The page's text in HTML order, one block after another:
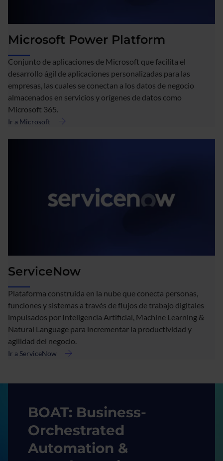
Microsoft Power Platform
Conjunto de aplicaciones de Microsoft que facilita el
desarrollo ágil de aplicaciones personalizadas para las
empresas, las cuales se conectan a los datos de negocio
almacenados en servicios y orígenes de datos como
Microsoft 365.
Ir a Microsoft
acerca
ServiceNow
Plataforma construida en la nube que conecta personas,
funciones y sistemas a través de flujos de trabajo digitales
impulsados por Inteligencia Artificial, Machine Learning &
Natural Language para incrementar la productividad y
agilidad del negocio.
Ir a ServiceNow
acerca
BOAT: Business-
Orchestrated
Automation &